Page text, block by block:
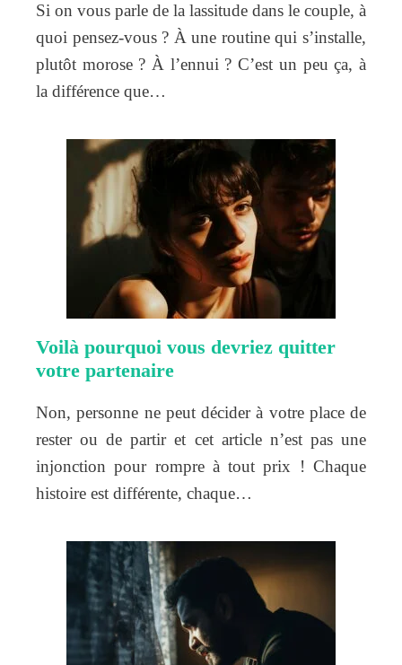
Si on vous parle de la lassitude dans le couple, à
quoi pensez-vous ? À une routine qui s’installe,
plutôt morose ? À l’ennui ? C’est un peu ça, à
la différence que…
Voilà pourquoi vous devriez quitter
votre partenaire
Non, personne ne peut décider à votre place de
rester ou de partir et cet article n’est pas une
injonction pour rompre à tout prix ! Chaque
histoire est différente, chaque…